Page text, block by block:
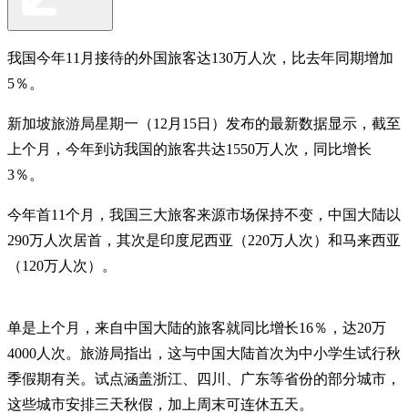
我国今年11月接待的外国旅客达130万人次，比去年同期增加
5％。
新加坡旅游局星期一（12月15日）发布的最新数据显示，截至
上个月，今年到访我国的旅客共达1550万人次，同比增长
3％。
今年首11个月，我国三大旅客来源市场保持不变，中国大陆以
290万人次居首，其次是印度尼西亚（220万人次）和马来西亚
（120万人次）。
单是上个月，来自中国大陆的旅客就同比增长16％，达20万
4000人次。旅游局指出，这与中国大陆首次为中小学生试行秋
季假期有关。试点涵盖浙江、四川、广东等省份的部分城市，
这些城市安排三天秋假，加上周末可连休五天。